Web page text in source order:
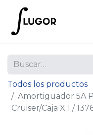
Todos los productos
Amortiguador 5A
Cruiser/Caja X 1 /